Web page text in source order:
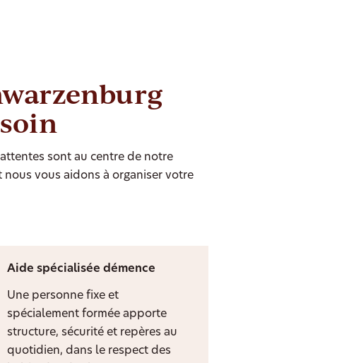
sont au centre de notre
vous aidons à organiser votre
Aide spécialisée démence
Une personne fixe et
spécialement formée apporte
structure, sécurité et repères au
quotidien, dans le respect des